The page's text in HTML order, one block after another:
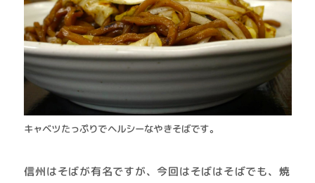
キャベツたっぷりでヘルシーなやきそばです。
信州はそばが有名ですが、今回はそばはそばでも、焼